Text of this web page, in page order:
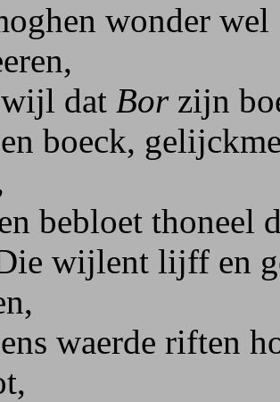
wonder wel
dat Borzijn
boeck,
bebloet thoneel
wijlent lijff en
waerde riften